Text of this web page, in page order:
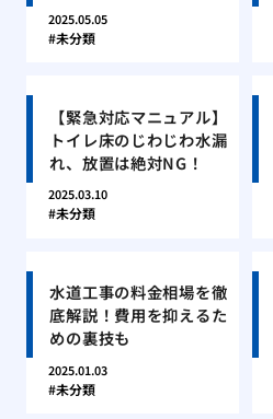
2025.05.05
未分類
【緊急対応マニュアル】
トイレ床のじわじわ水漏
れ、放置は絶対NG！
2025.03.10
未分類
水道工事の料金相場を徹
底解説！費用を抑えるた
めの裏技も
2025.01.03
未分類